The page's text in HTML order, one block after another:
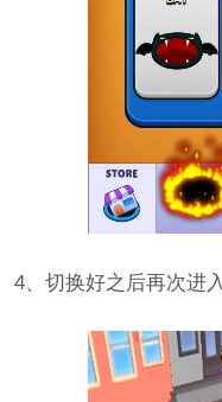
4、切换好之后再次进